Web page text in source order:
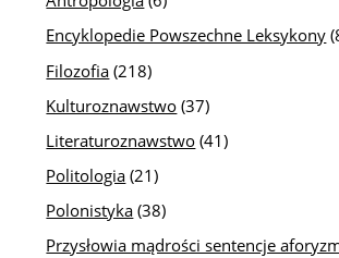
Encyklopedie Powszechne Leksykony
Filozofia (218)
Kulturoznawstwo (37)
Literaturoznawstwo (41)
Politologia (21)
Polonistyka (38)
Przysłowia mądrości sentencje